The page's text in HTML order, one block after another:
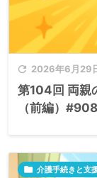
 2026年6月29
第104回 両親
（前編）#908
 介護手続きと支